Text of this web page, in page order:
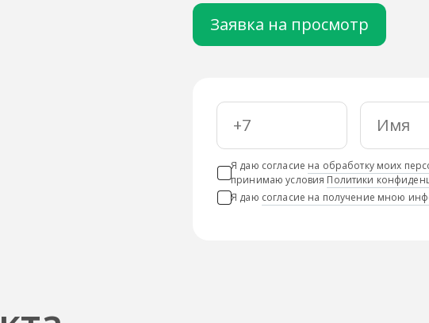
Заявка на просмотр
Я даю согласие на обработку моих
принимаю условия Политики
Я даю согласие на получение мною